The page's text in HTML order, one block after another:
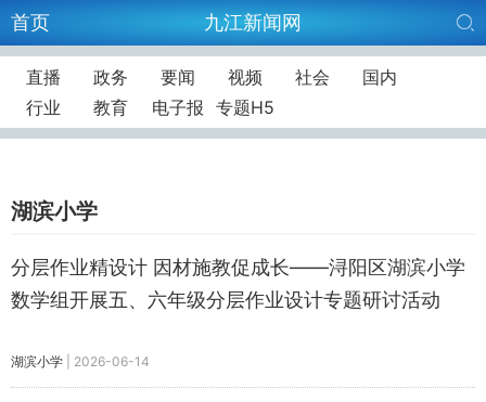
首页 九江新闻网
直播 政务 要闻 视频 社会
国内
行业
教育 电子报 专题H5
湖滨小学
分层作业精设计 因材施教促成长——浔阳区湖滨小学
数学组开展五、六年级分层作业设计专题研讨活动
湖滨小学 2026-06-14